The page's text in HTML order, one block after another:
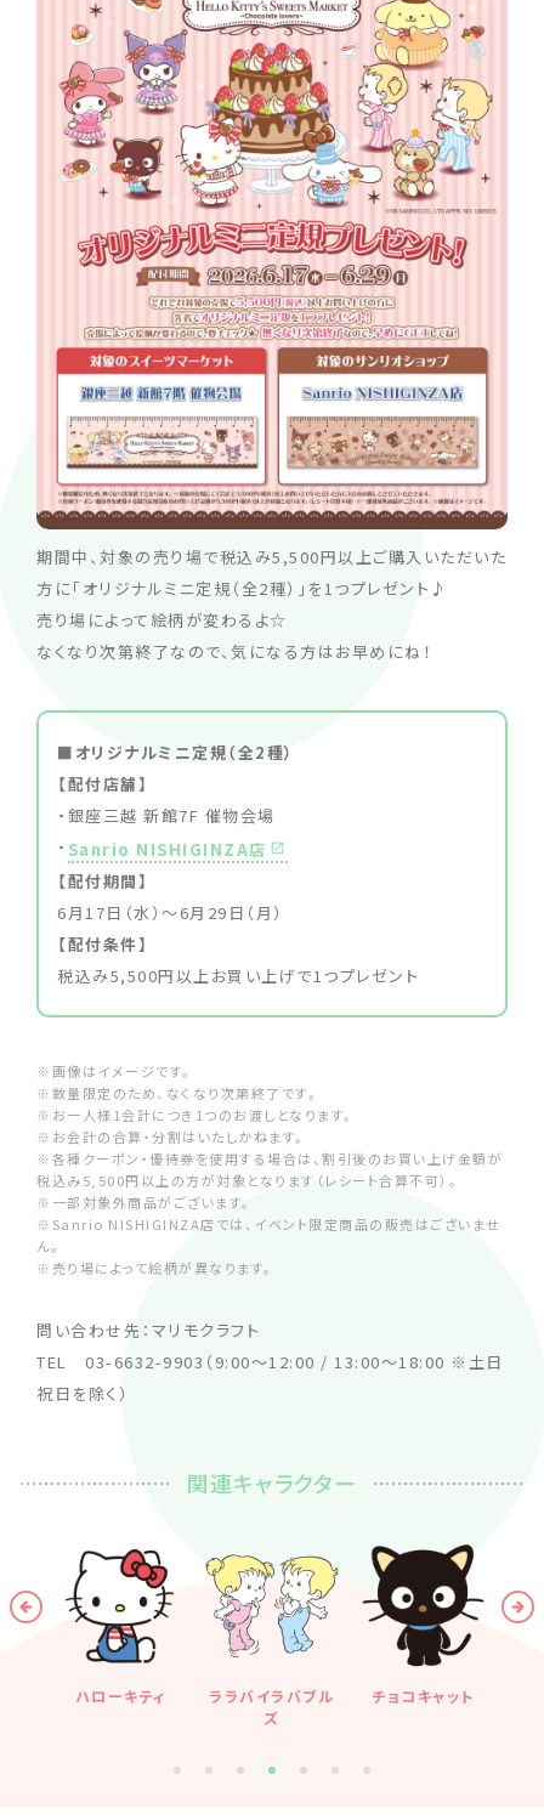
期間中、対象の売り場で税込み5,500円以上ご購入いただいた
方に「オリジナルミニ定規（全2種）」を1つプレゼント♪
売り場によって絵柄が変わるよ☆
なくなり次第終了なので、気になる方はお早めにね！
■オリジナルミニ定規（全2種）
【配付店舗】
・銀座三越 新館7F 催物会場
・ Sanrio NISHIGINZA店
【配付期間】
6月17日（水）～6月29日（月）
【配付条件】
税込み5,500円以上お買い上げで1つプレゼント
※画像はイメージです。
※数量限定のため、なくなり次第終了です。
※お一人様1会計につき1つのお渡しとなります。
※お会計の合算・分割はいたしかねます。
※各種クーポン・優待券を使用する場合は、割引後のお買い上げ金額が
税込み5,500円以上の方が対象となります（レシート合算不可）。
※一部対象外商品がございます。
※Sanrio NISHIGINZA店では、イベント限定商品の販売はございませ
ん。
※売り場によって絵柄が異なります。
問い合わせ先：マリモクラフト
TEL 03-6632-9903（9:00～12:00 / 13:00～18:00 ※土日
祝日を除く）
関連キャラクター
ハローキティ
ララバイラバブル
ズ
チョコキャット